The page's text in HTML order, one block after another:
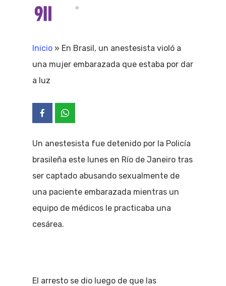
Inicio » En Brasil, un anestesista violó a
una mujer embarazada que estaba por dar
a luz
Un anestesista fue detenido por la Policía
brasileña este lunes en Río de Janeiro tras
ser captado abusando sexualmente de
una paciente embarazada mientras un
equipo de médicos le practicaba una
cesárea.
El arresto se dio luego de que las